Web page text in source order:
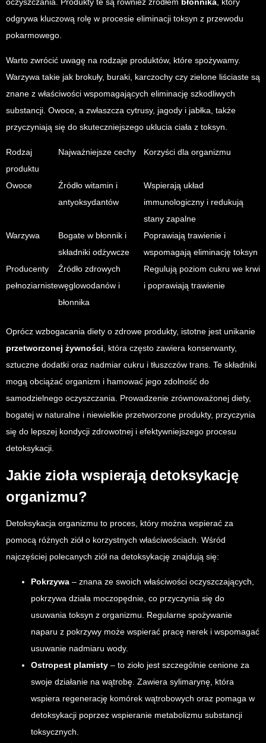
odgrywa kluczową rolę w procesie eliminacji toksyn z przewodu
pokarmowego.
Warto zwrócić uwagę na rodzaje produktów, które spożywamy.
Warzywa takie jak brokuły, buraki, karczochy czy zielone liściaste są
znane z właściwości wspomagających eliminację szkodliwych
substancji. Owoce, a zwłaszcza cytrusy, jagody i jabłka, także
przyczyniają się do skuteczniejszego uklucia ciała z toksyn.
Rodzaj
produktu
Najważniejsze cechy Korzyści dla organizmu
Owoce
Źródło witamin i
antyoksydantów
Wspierają układ
immunologiczny i redukują
stany zapalne
Warzywa
Bogate w błonnik i
składniki odżywcze
Poprawiają trawienie i
wspomagają eliminację toksyn
Producenty
pełnoziarniste
Źródło zdrowych
węglowodanów i
błonnika
Regulują poziom cukru we krwi
i poprawiają trawienie
Oprócz wzbogacania diety o zdrowe produkty, istotne jest unikanie
przetworzonej żywności , która często zawiera konserwanty,
sztuczne dodatki oraz nadmiar cukru i tłuszczów trans. Te składniki
mogą obciążać organizm i hamować jego zdolność do
samodzielnego oczyszczania. Prowadzenie zrównoważonej diety,
bogatej w naturalne i niewielkie przetworzone produkty, przyczynia
się do lepszej kondycji zdrowotnej i efektywniejszego procesu
detoksykacji.
Jakie zioła wspierają detoksykację
organizmu?
Detoksykacja organizmu to proces, który można wspierać za
pomocą różnych ziół o korzystnych właściwościach. Wśród
najczęściej polecanych ziół na detoksykację znajdują się:
Pokrzywa – znana ze swoich właściwości oczyszczających,
pokrzywa działa moczopędnie, co przyczynia się do
usuwania toksyn z organizmu. Regularne spożywanie
naparu z pokrzywy może wspierać pracę nerek i wspomagać
usuwanie nadmiaru wody.
Ostropest plamisty – to zioło jest szczególnie cenione za
swoje działanie na wątrobę. Zawiera sylimarynę, która
wspiera regenerację komórek wątrobowych oraz pomaga w
detoksykacji poprzez wspieranie metabolizmu substancji
toksycznych.